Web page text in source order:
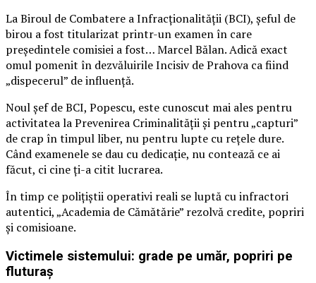
La Biroul de Combatere a Infracționalității (BCI), șeful de
birou a fost titularizat printr-un examen în care
președintele comisiei a fost… Marcel Bălan. Adică exact
omul pomenit în dezvăluirile Incisiv de Prahova ca fiind
„dispecerul” de influență.
Noul șef de BCI, Popescu, este cunoscut mai ales pentru
activitatea la Prevenirea Criminalității și pentru „capturi”
de crap în timpul liber, nu pentru lupte cu rețele dure.
Când examenele se dau cu dedicație, nu contează ce ai
făcut, ci cine ți-a citit lucrarea.
În timp ce polițiștii operativi reali se luptă cu infractori
autentici, „Academia de Cămătărie” rezolvă credite, popriri
și comisioane.
Victimele sistemului: grade pe umăr, popriri pe
fluturaș